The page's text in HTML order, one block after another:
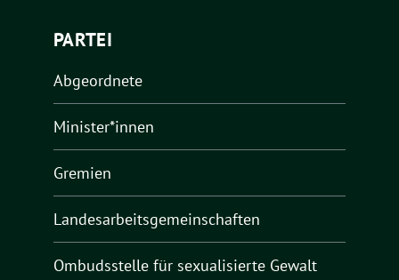
PARTEI
Abgeordnete
Minister*innen
Gremien
Landesarbeitsgemeinschaften
Ombudsstelle für sexualisierte Gewalt